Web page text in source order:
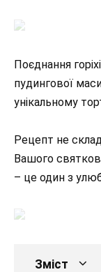
Поєднання
пудингової
унікальному
Рецепт не
Вашого
– це один з
Зміст